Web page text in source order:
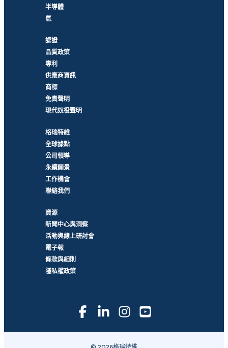
半導體
氫
認證
品質政策
專利
供應商資訊
商標
免責聲明
現代奴役聲明
格瑞特維
全球據點
公司領導
永續願景
工作機會
聯絡我們
資源
新聞中心與洞察
活動與線上研討會
電子報
條款與細則
隱私權政策